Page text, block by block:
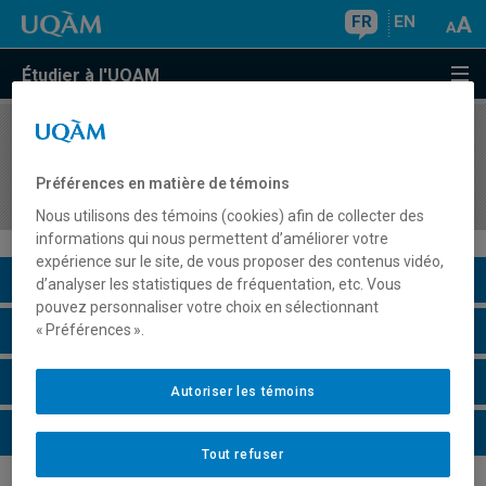
FR EN
Étudier à l'UQAM
COURS//
développement en éducation
Description du cours
Horaire - Été 2026
Horaire - Automne 2026
Horaire - Hiver 2027
Préférences en matière de témoins
Nous utilisons des témoins (cookies) afin de collecter des
informations qui nous permettent d’améliorer votre
expérience sur le site, de vous proposer des contenus vidéo,
d’analyser les statistiques de fréquentation, etc. Vous
pouvez personnaliser votre choix en sélectionnant
« Préférences ».
Tout refuser
Autoriser les témoins